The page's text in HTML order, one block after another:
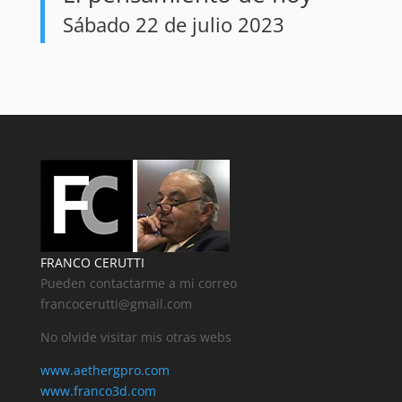
Sábado 22 de julio 2023
FRANCO CERUTTI
Pueden contactarme a mi correo
francocerutti@gmail.com
No olvide visitar mis otras webs
www.aethergpro.com
www.franco3d.com